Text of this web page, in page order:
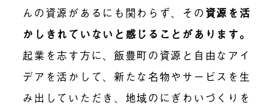
んの資源がある にも関わらず、 その資源を活
かしきれていないと感じることがあります。
起業を志す方に、飯豊町の資源と自由なアイ
デアを活かして、新たな名物やサービスを生
み出していただき、地域のにぎわいづくりを